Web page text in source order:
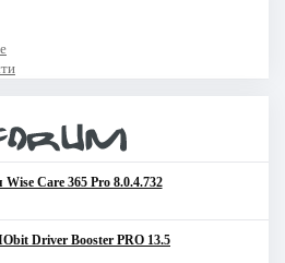
Care 365 Pro 8.0.4.732
Driver Booster PRO 13.5